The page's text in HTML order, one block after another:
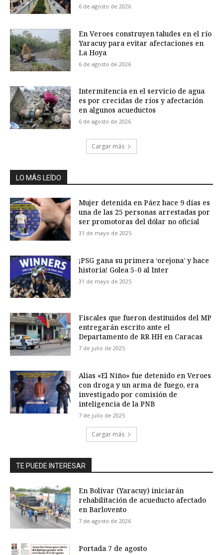
6 de agosto de 2026
En Veroes construyen taludes en el río
Yaracuy para evitar afectaciones en
La Hoya
6 de agosto de 2026
Intermitencia en el servicio de agua
es por crecidas de ríos y afectación
en algunos acueductos
6 de agosto de 2026
Cargar más
LO MÁS LEÍDO
Mujer detenida en Páez hace 9 días es
una de las 25 personas arrestadas por
ser promotoras del dólar no oficial
31 de mayo de 2025
¡PSG gana su primera ‘orejona’ y hace
historia! Golea 5-0 al Inter
31 de mayo de 2025
Fiscales que fueron destituidos del MP
entregarán escrito ante el
Departamento de RR HH en Caracas
7 de julio de 2025
Alias «El Niño» fue detenido en Veroes
con droga y un arma de fuego, era
investigado por comisión de
inteligencia de la PNB
7 de julio de 2025
Cargar más
TE PUEDE INTERESAR
En Bolívar (Yaracuy) iniciarán
rehabilitación de acueducto afectado
en Barlovento
7 de agosto de 2026
Portada 7 de agosto